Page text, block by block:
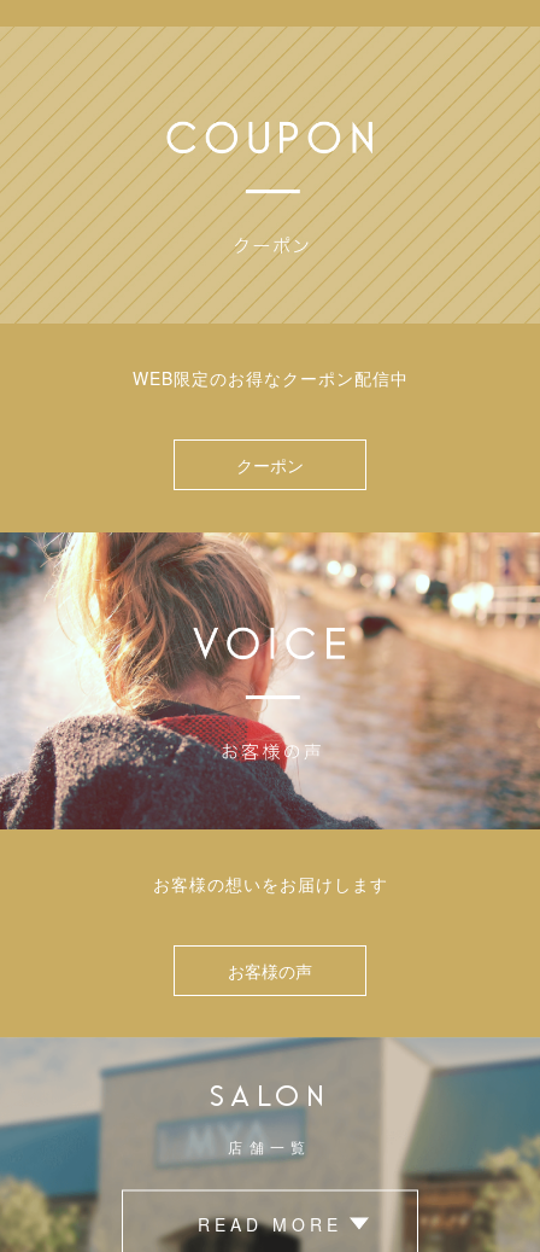
WEB限定のお得なクーポン配信中
クーポン
お客様の想いをお届けします
お客様の声
SALON
店舗一覧
READ MORE